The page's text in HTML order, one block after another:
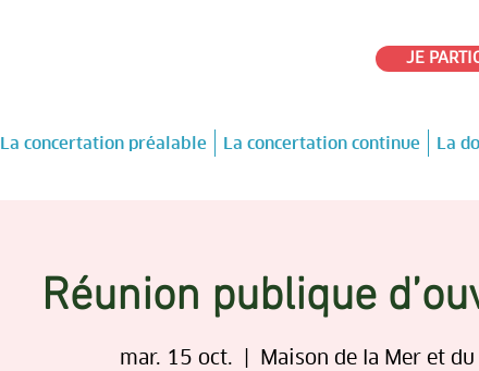
JE
La concertation préalable La concertation continue La
Réunion publique
mar. 15 oct. Maison de la Mer et